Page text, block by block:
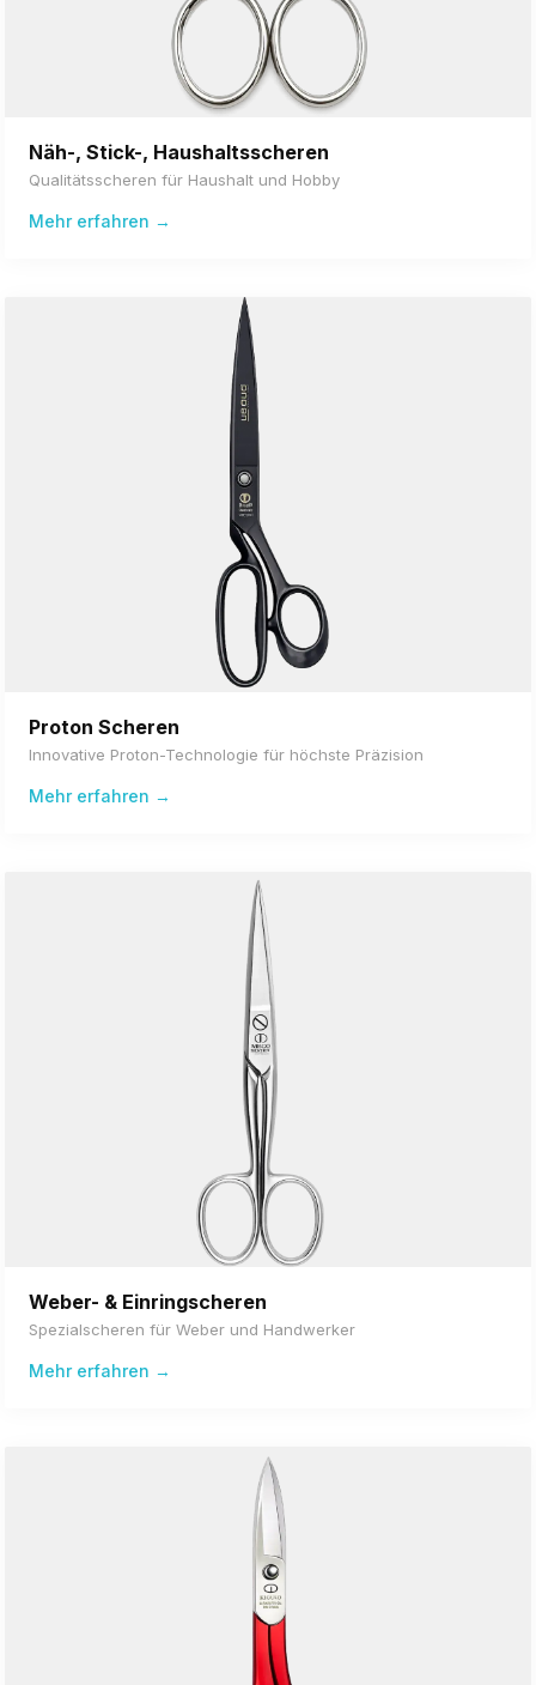
Näh-, Stick-, Haushaltsscheren
Qualitätsscheren für Haushalt und Hobby
Mehr erfahren →
Proton Scheren
Innovative Proton-Technologie für höchste Präzision
Mehr erfahren →
Weber- & Einringscheren
Spezialscheren für Weber und Handwerker
Mehr erfahren →